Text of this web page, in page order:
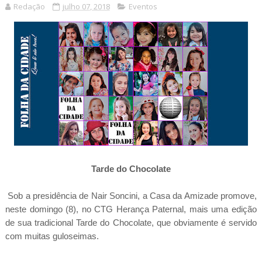
Redação julho 07, 2018 Eventos
Tarde do Chocolate
Sob a presidência de Nair Soncini, a Casa da Amizade promove,
neste domingo (8), no CTG Herança Paternal, mais uma edição
de sua tradicional Tarde do Chocolate, que obviamente é servido
com muitas guloseimas.